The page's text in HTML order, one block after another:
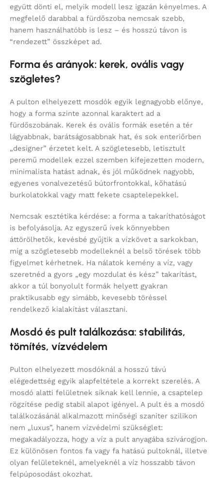
együtt dönti el, melyik modell lesz igazán kényelmes. A
megfelelő darabbal a fürdőszoba nemcsak szebb,
hanem használhatóbb is lesz – és hosszú távon is
“rendezett” összképet ad.
Forma és arányok: kerek, ovális vagy
szögletes?
A pulton elhelyezett mosdók egyik legnagyobb előnye,
hogy a forma szinte azonnal karaktert ad a
fürdőszobának. Kerek és ovális formák esetén a tér
lágyabbnak, barátságosabbnak hat, és sok enteriőrben
„designer” érzetet kelt. A szögletesebb, letisztult
peremű modellek ezzel szemben kifejezetten modern,
minimalista hatást adnak, és jól működnek nagyobb,
egyenes vonalvezetésű bútorfrontokkal, kőhatású
burkolatokkal vagy matt fekete csaptelepekkel.
Nemcsak esztétika kérdése: a forma a takaríthatóságot
is befolyásolja. Az egyszerű ívek könnyebben
áttörölhetők, kevésbé gyűjtik a vízkövet a sarkokban,
míg a szögletesebb modelleknél a belső törések több
figyelmet kérhetnek. Ha nálatok kemény a víz, vagy
szeretnéd a gyors „egy mozdulat és kész” takarítást,
akkor a túl bonyolult formák helyett gyakran
praktikusabb egy simább, kevesebb töréssel
rendelkező kialakítást választani.
Mosdó és pult találkozása: stabilitás,
tömítés, vízvédelem
Pulton elhelyezett mosdóknál a hosszú távú
elégedettség egyik alapfeltétele a korrekt szerelés. A
mosdó alatti felületnek síknak kell lennie, a csaptelep
rögzítése pedig stabil alapot igényel. A pult és a mosdó
találkozásánál alkalmazott minőségi szaniter szilikon
nem „luxus”, hanem vízvédelmi szükséglet:
megakadályozza, hogy a víz a pult anyagába szivárogjon.
Ez különösen fontos fa vagy fa hatású pultoknál, illetve
olyan felületeknél, amelyeknél a víz hosszabb távon
felpúposodást okozhat.